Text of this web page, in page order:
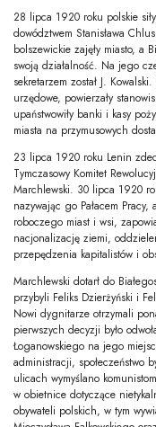
28 lipca 1920 roku polskie
dowództwem Stanisława
bolszewickie zajęły miasto, a
swoją działalność. Na jego
sekretarzem został J.
urzędowe, powierzały
upaństwowiły banki i kasy
miasta na przymusowych
23 lipca 1920 roku Lenin
Tymczasowy Komitet
Marchlewski. 30 lipca 1920
nazywając go Pałacem
roboczego miast i wsi,
nacjonalizację ziemi,
przepędzenia kapitalistów i
Marchlewski dotarł do
przybyli Feliks Dzierżyński i
Nowi dygnitarze otrzymali
pierwszych decyzji było
Łoganowskiego na jego
administracji, społeczeństwo
ulicach wymyślano
w obietnice dotyczące
obywateli polskich, w tym